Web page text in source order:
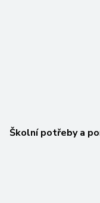
Školní potřeby a